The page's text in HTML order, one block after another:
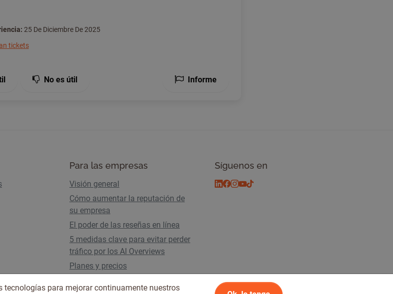
25 De Diciembre De 2025
tickets
No es útil Informe
Para las empresas
Visión general
Cómo aumentar la reputación de
su empresa
El poder de las reseñas en línea
5 medidas clave para evitar perder
tráfico por los AI Overviews
Planes y precios
Síguenos en
tecnologías para mejorar continuamente nuestros